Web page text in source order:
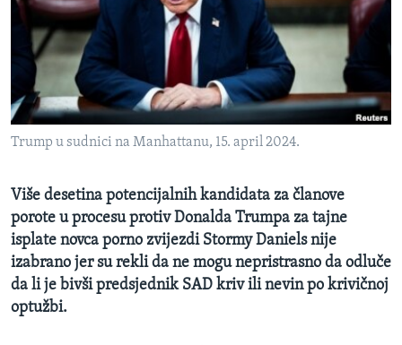
MAGAZIN
O GLASU AMERIKE
Learning English
PRATITE NAS
Jezici
Trump u sudnici na Manhattanu, 15. april 2024.
Više desetina potencijalnih kandidata za članove
porote u procesu protiv Donalda Trumpa za tajne
isplate novca porno zvijezdi Stormy Daniels nije
izabrano jer su rekli da ne mogu nepristrasno da odluče
da li je bivši predsjednik SAD kriv ili nevin po krivičnoj
optužbi.